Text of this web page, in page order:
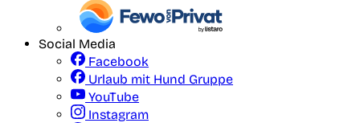
Social Media
Facebook
Urlaub mit Hund Gruppe
YouTube
Instagram